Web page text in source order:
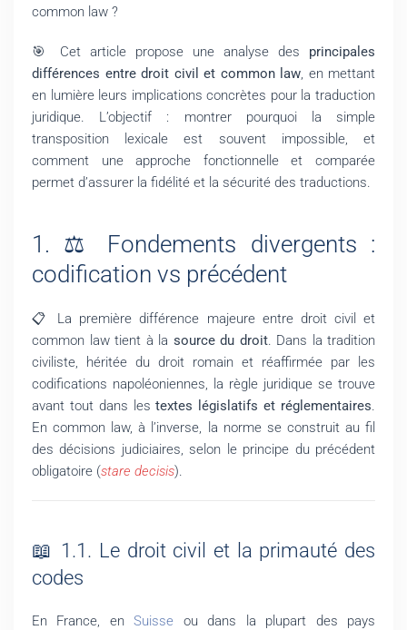
common law ?
🎯 Cet article propose une analyse des principales
différences entre droit civil et common law, en mettant
en lumière leurs implications concrètes pour la traduction
juridique. L’objectif : montrer pourquoi la simple
transposition lexicale est souvent impossible, et
comment une approche fonctionnelle et comparée
permet d’assurer la fidélité et la sécurité des traductions.
1. ⚖️ Fondements divergents :
codification vs précédent
📋 La première différence majeure entre droit civil et
common law tient à la source du droit. Dans la tradition
civiliste, héritée du droit romain et réaffirmée par les
codifications napoléoniennes, la règle juridique se trouve
avant tout dans lestextes législatifs et réglementaires.
En common law, à l’inverse, la norme se construit au fil
des décisions judiciaires, selon le principe du précédent
obligatoire (stare decisis).
📖 1.1. Le droit civil et la primauté des
codes
En France, enSuisse ou dans la plupart des pays